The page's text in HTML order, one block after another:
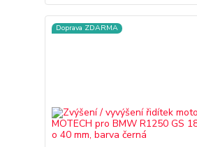
Doprava ZDARMA